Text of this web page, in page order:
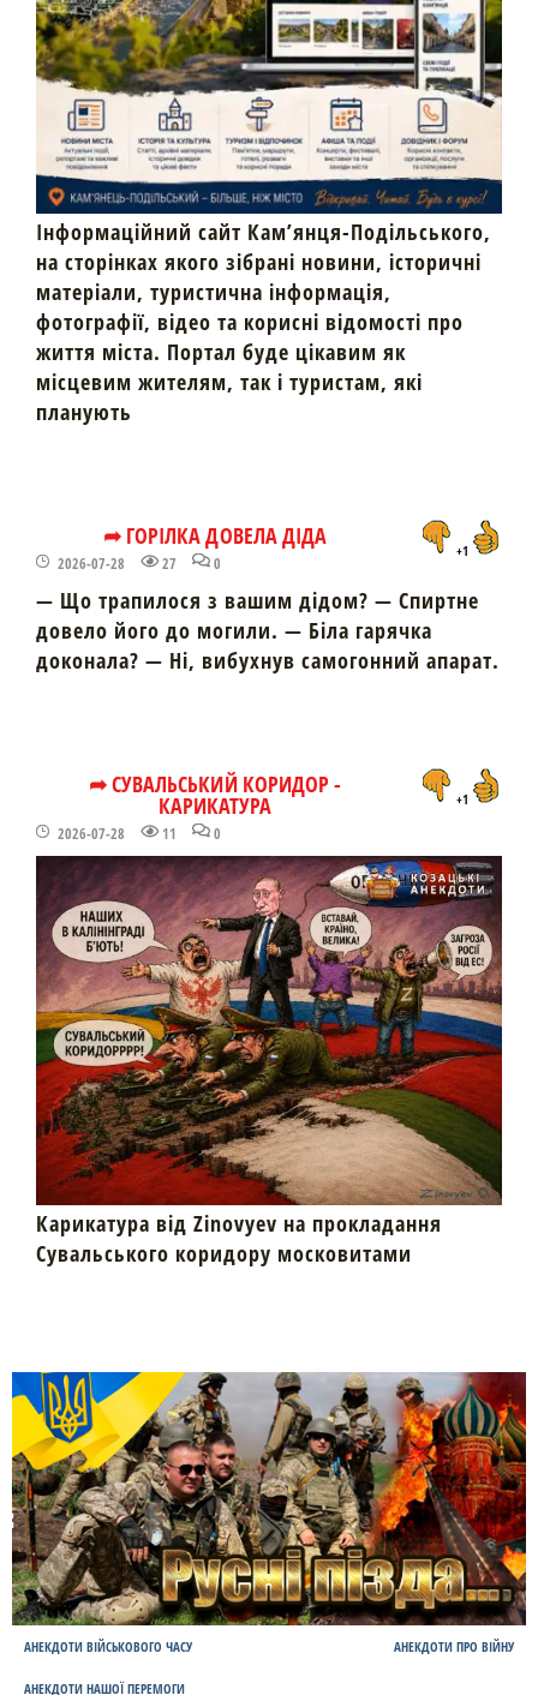
Інформаційний сайт Кам’янця-Подільського,
на сторінках якого зібрані новини, історичні
матеріали, туристична інформація,
фотографії, відео та корисні відомості про
життя міста. Портал буде цікавим як
місцевим жителям, так і туристам, які
планують
➦ ГОРІЛКА ДОВЕЛА ДІДА
2026-07-28 27 0
+1
— Що трапилося з вашим дідом? — Спиртне
довело його до могили. — Біла гарячка
доконала? — Ні, вибухнув самогонний апарат.
➦ СУВАЛЬСЬКИЙ КОРИДОР -
КАРИКАТУРА
2026-07-28 11 0
+1
Карикатура від Zinovyev на прокладання
Сувальського коридору московитами
АНЕКДОТИ ВІЙСЬКОВОГО ЧАСУ АНЕКДОТИ ПРО ВІЙНУ
АНЕКДОТИ НАШОЇ ПЕРЕМОГИ